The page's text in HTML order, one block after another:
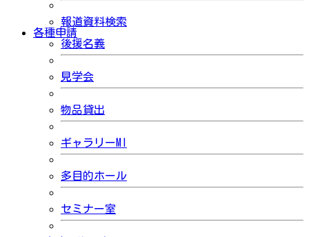
報道資料検索
各種申請
後援名義
見学会
物品貸出
ギャラリーMI
多目的ホール
セミナー室